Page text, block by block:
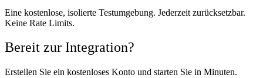
Eine kostenlose, isolierte Testumgebung. Jederzeit zurücksetzbar.
Keine Rate Limits.
Bereit zur Integration?
Erstellen Sie ein kostenloses Konto und starten Sie in Minuten.